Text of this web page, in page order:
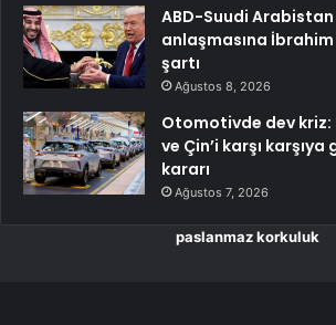
ABD-Suudi
anlaşmasına
şartı
Ağustos 8, 2026
Otomotivde dev kriz:
ve Çin’i karşı
kararı
Ağustos 7, 2026
paslanmaz korkuluk